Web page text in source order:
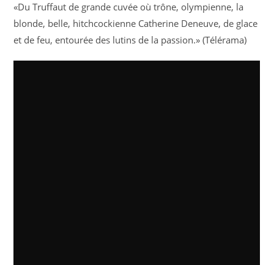
«Du Truffaut de grande cuvée où trône, olympienne, la
blonde, belle, hitchcockienne Catherine Deneuve, de glace
et de feu, entourée des lutins de la passion.» (Télérama)